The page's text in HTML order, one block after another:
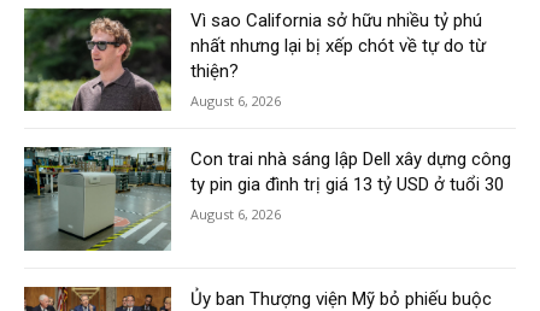
Vì sao California sở hữu nhiều tỷ phú
nhất nhưng lại bị xếp chót về tự do từ
thiện?
August 6, 2026
Con trai nhà sáng lập Dell xây dựng công
ty pin gia đình trị giá 13 tỷ USD ở tuổi 30
August 6, 2026
Ủy ban Thượng viện Mỹ bỏ phiếu buộc